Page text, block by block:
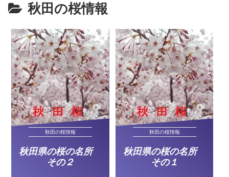
秋田の桜情報
秋田の桜情報
秋田県の桜の名所
その２
秋田の桜情報
秋田県の桜の名所
その１